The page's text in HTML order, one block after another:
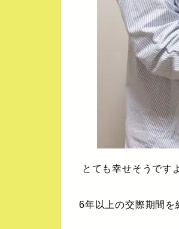
とても幸せそうです
6年以上の交際期間を